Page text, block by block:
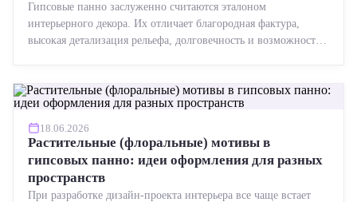
Гипсовые панно заслуженно считаются эталоном
интерьерного декора. Их отличает благородная фактура,
высокая детализация рельефа, долговечность и возможность
18.06.2026
Растительные (флоральные) мотивы в
гипсовых панно: идеи оформления для разных
пространств
При разработке дизайн-проекта интерьера все чаще встает